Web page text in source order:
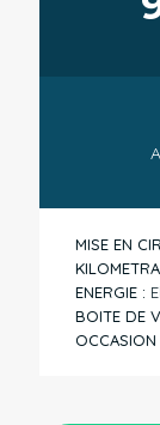
MISE EN
ENERGIE :
BOITE DE
OCCASION